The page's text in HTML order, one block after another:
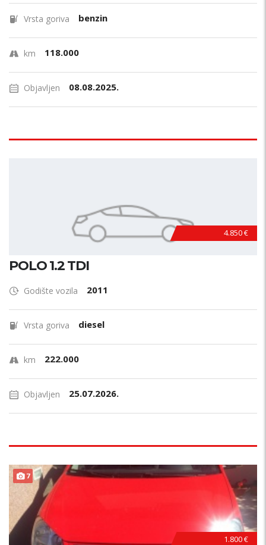
Vrsta goriva benzin
km 118.000
Objavljen 08.08.2025.
4.850 €
POLO 1.2 TDI
Godište vozila 2011
Vrsta goriva diesel
km 222.000
Objavljen 25.07.2026.
7
1.800 €